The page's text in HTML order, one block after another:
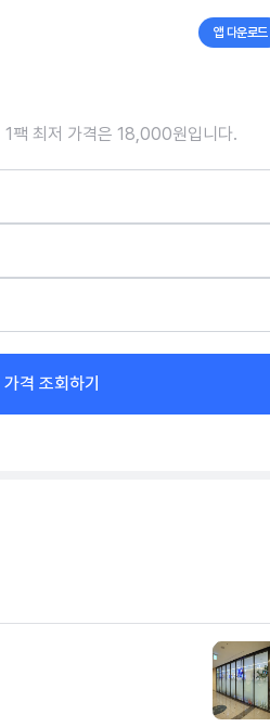
앱 다운로드
1팩 최저 가격은 18,000원입니다.
격 조회하기